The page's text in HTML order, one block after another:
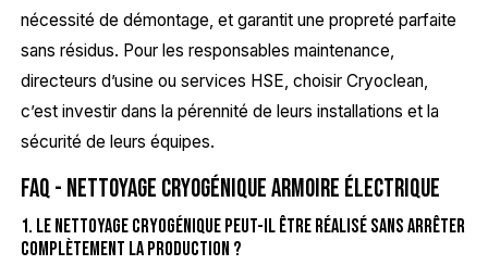
nécessité de démontage, et garantit une propreté parfaite
sans résidus. Pour les responsables maintenance,
directeurs d’usine ou services HSE, choisir Cryoclean,
c’est investir dans la pérennité de leurs installations et la
sécurité de leurs équipes.
FAQ - Nettoyage cryogénique armoire électrique
1. Le nettoyage cryogénique peut-il être réalisé sans arrêter
complètement la production ?